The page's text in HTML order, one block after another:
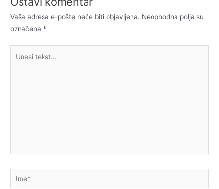
Vaša adresa e-pošte neće biti objavljena. Neophodna polja su
označena *
Ime*